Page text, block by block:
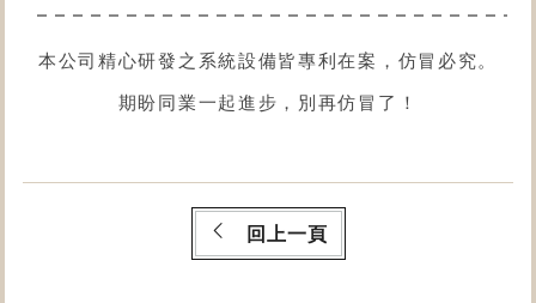
本公司精心研發之系統設備皆專利在案，仿冒必究。
期盼同業一起進步，別再仿冒了！
回上一頁